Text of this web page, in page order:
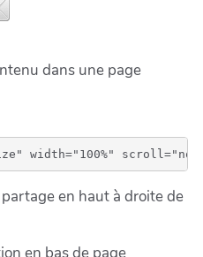
dans une page
en haut à droite de
en bas de page